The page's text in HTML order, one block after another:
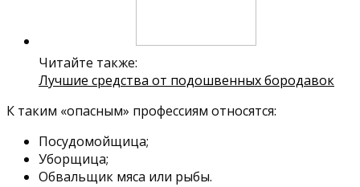
Читайте также:
Лучшие средства от подошвенных бородавок
К таким «опасным» профессиям относятся:
Посудомойщица;
Уборщица;
Обвальщик мяса или рыбы.